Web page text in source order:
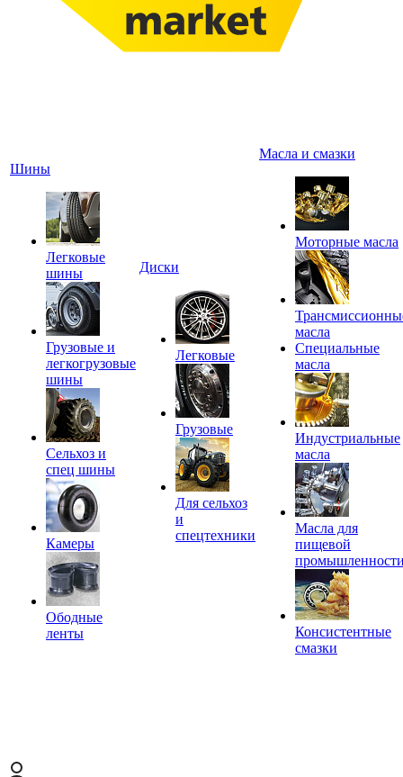
Шины
Легковые
шины
Грузовые и
легкогрузовые
шины
Сельхоз и
спец шины
Камеры
Ободные
ленты
Диски
Легковые
Грузовые
Для сельхоз
и
спецтехники
Масла и смазки
Моторные масла
масла
Специальные
масла
Индустриальные
масла
Масла для
пищевой
Консистентные
смазки